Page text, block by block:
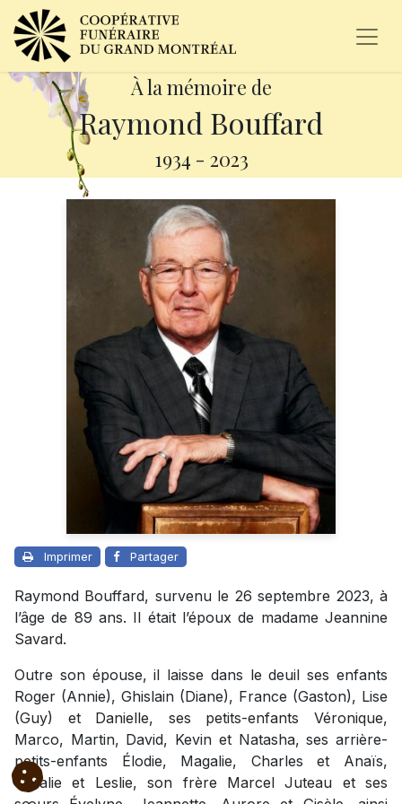
À la mémoire de
Raymond Bouffard
1934 - 2023
Imprimer Partager
Raymond Bouffard, survenu le 26 septembre 2023, à
l’âge de 89 ans. Il était l’époux de madame Jeannine
Savard.
Outre son épouse, il laisse dans le deuil ses enfants
Roger (Annie), Ghislain (Diane), France (Gaston), Lise
(Guy) et Danielle, ses petits-enfants Véronique,
Marco, Martin, David, Kevin et Natasha, ses arrière-
petits-enfants Élodie, Magalie, Charles et Anaïs,
Coralie et Leslie, son frère Marcel Juteau et ses